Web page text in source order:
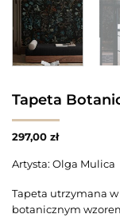
Tapeta
297,00 zł
Artysta: Olga Mulica
Tapeta utrzymana
botanicznym